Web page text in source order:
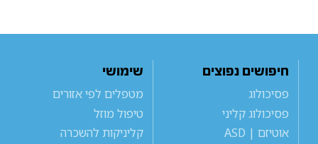
חיפושים נפוצים
פסיכולוג
פסיכולוג קליני
אוטיזם | ASD
שימושי
מטפלים לפי אזורים
טיפול מוזל
קליניקות להשכרה